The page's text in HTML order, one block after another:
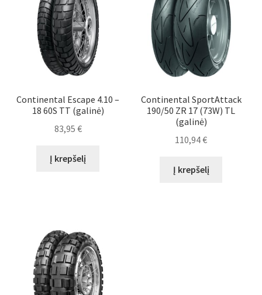
Continental Escape 4.10 –
18 60S TT (galinė)
83,95 €
Į krepšelį
Continental SportAttack
190/50 ZR 17 (73W) TL
(galinė)
110,94€
Į krepšelį